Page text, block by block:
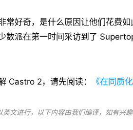
常好奇，是什么原因让他们花费
数派在第一时间采访到了
Castro 2，请先阅读： 《在同质
英文进行，以下内容由我们编译，如有兴